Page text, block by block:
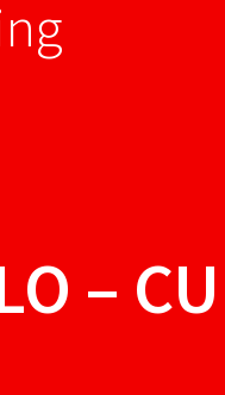
–